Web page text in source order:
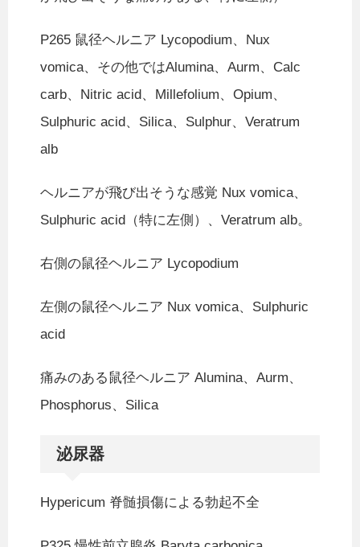
P265 鼠径ヘルニア Lycopodium、Nux
vomica、その他ではAlumina、Aurm、Calc
carb、Nitric acid、Millefolium、Opium、
Sulphuric acid、Silica、Sulphur、Veratrum
alb
ヘルニアが飛び出そうな感覚 Nux vomica、
Sulphuric acid（特に左側）、Veratrum alb。
右側の鼠径ヘルニア Lycopodium
左側の鼠径ヘルニア Nux vomica、Sulphuric
acid
痛みのある鼠径ヘルニア Alumina、Aurm、
Phosphorus、Silica
泌尿器
Hypericum 脊髄損傷による勃起不全